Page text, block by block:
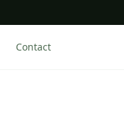
Contact